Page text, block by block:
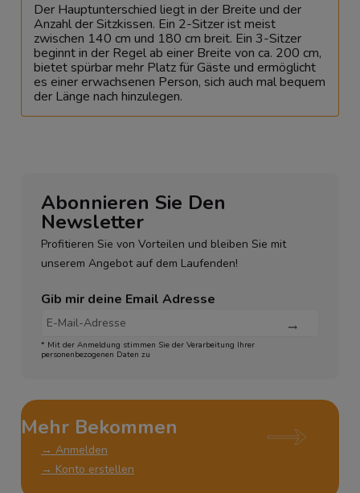
Der Hauptunterschied liegt in der Breite und der
Anzahl der Sitzkissen. Ein 2-Sitzer ist meist
zwischen 140 cm und 180 cm breit. Ein 3-Sitzer
beginnt in der Regel ab einer Breite von ca. 200 cm,
bietet spürbar mehr Platz für Gäste und ermöglicht
es einer erwachsenen Person, sich auch mal bequem
der Länge nach hinzulegen.
Abonnieren Sie Den
Newsletter
Profitieren Sie von Vorteilen und bleiben Sie mit
unserem Angebot auf dem Laufenden!
Gib mir deine Email Adresse
* Mit der Anmeldung stimmen Sie der Verarbeitung Ihrer
personenbezogenen Daten zu
Mehr Bekommen
→ Anmelden
→ Konto erstellen